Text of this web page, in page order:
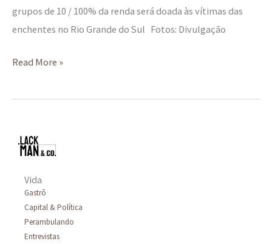
grupos de 10 / 100% da renda será doada às vítimas das
enchentes no Rio Grande do Sul Fotos: Divulgação
Read More »
Vida
Gastrô
Capital & Política
Perambulando
Entrevistas